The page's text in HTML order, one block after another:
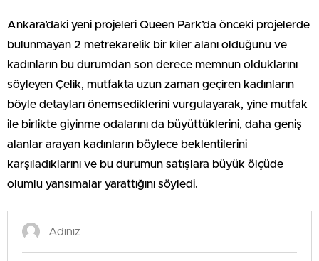
Ankara’daki yeni projeleri Queen Park’da önceki projelerde
bulunmayan 2 metrekarelik bir kiler alanı olduğunu ve
kadınların bu durumdan son derece memnun olduklarını
söyleyen Çelik, mutfakta uzun zaman geçiren kadınların
böyle detayları önemsediklerini vurgulayarak, yine mutfak
ile birlikte giyinme odalarını da büyüttüklerini, daha geniş
alanlar arayan kadınların böylece beklentilerini
karşıladıklarını ve bu durumun satışlara büyük ölçüde
olumlu yansımalar yarattığını söyledi.